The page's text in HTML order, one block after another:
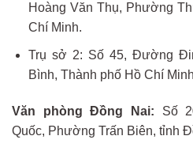
Hoàng Văn Thụ, Phường
Chí Minh.
Trụ sở 2: Số 45, Đường
Bình, Thành phố Hồ Chí Minh
Văn phòng Đồng Nai: Số
Quốc, Phường Trấn Biên, tỉnh